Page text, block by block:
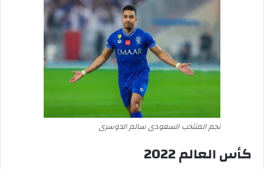
نجم المنتخب السعودى سالم الدوسرى
كأس العالم 2022